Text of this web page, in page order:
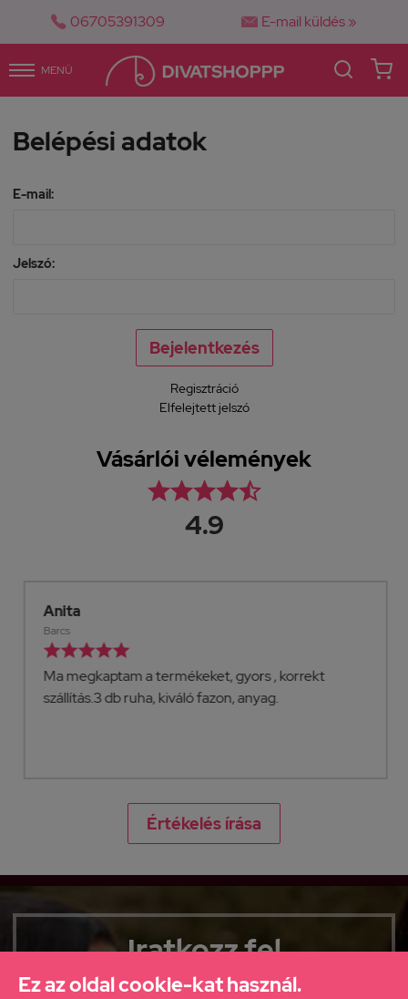
Ez az oldal cookie-kat használ.
 06705391309  E-mail küldés »
MENÜ
Belépési adatok
E-mail:
Jelszó:
Regisztráció
Elfelejtett jelszó
Vásárlói vélemények

4.9
Anita
Barcs

Ma megkaptam a termékeket, gyors , korrekt
szállítás.3 db ruha, kiváló fazon, anyag.
Értékelés írása
Iratkozz fel
hírlevelünkre